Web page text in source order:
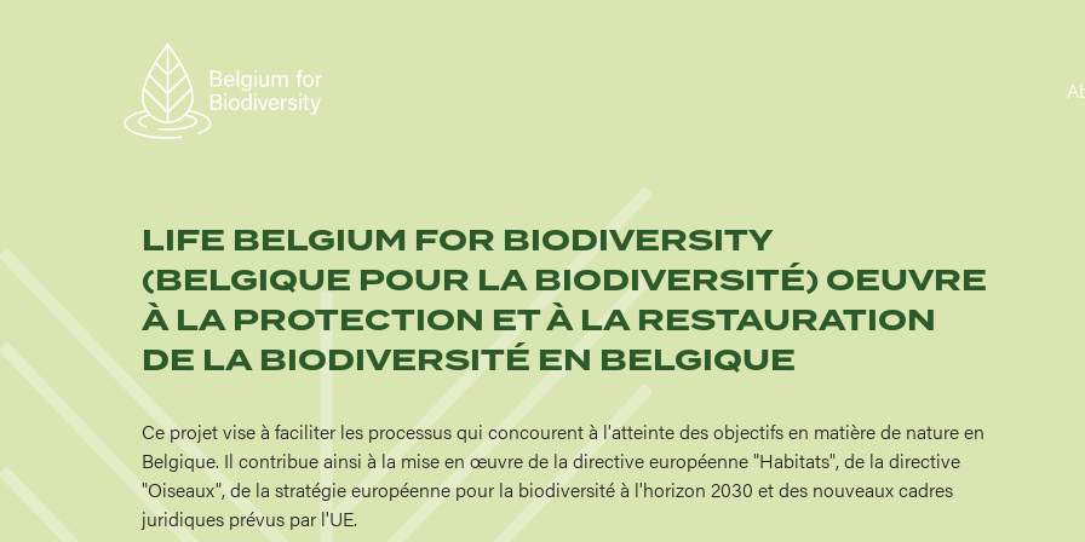
LIFE BELGIUM FOR BIODIVERSITY
(BELGIQUE POUR LA BIODIVERSITÉ) OEUVRE
À LA PROTECTION ET À LA RESTAURATION
DE LA BIODIVERSITÉ EN BELGIQUE
Ce projet vise à faciliter les processus qui concourent à l'atteinte des objectifs en matière de nature en
Belgique. Il contribue ainsi à la mise en œuvre de la directive européenne "Habitats", de la directive
"Oiseaux", de la stratégie européenne pour la biodiversité à l'horizon 2030 et des nouveaux cadres
juridiques prévus par l'UE.